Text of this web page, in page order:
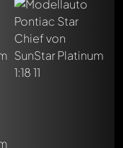
zu diesem Modell!
diskutiert
durch die
Sie werden dann